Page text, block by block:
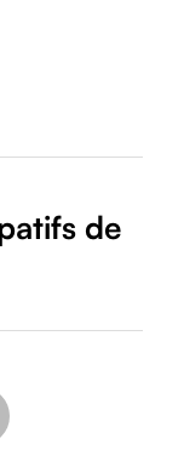
de